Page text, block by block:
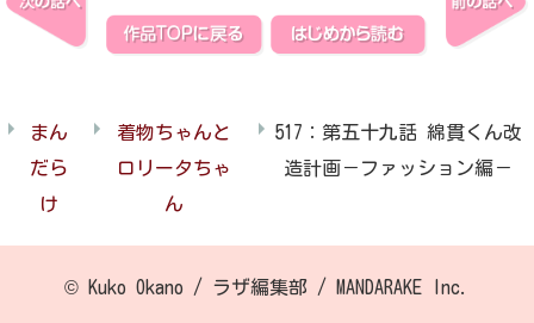
まん
だら
け
着物ちゃんと
ロリータちゃ
ん
517：第五十九話 綿貫くん改
造計画－ファッション編－
© Kuko Okano / ラザ編集部 / MANDARAKE Inc.